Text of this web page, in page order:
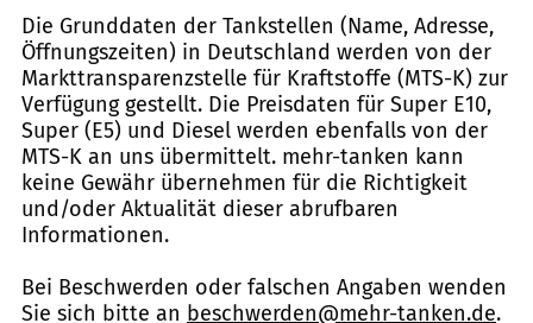
Die Grunddaten der Tankstellen (Name, Adresse,
Öffnungszeiten) in Deutschland werden von der
Markttransparenzstelle für Kraftstoffe (MTS-K) zur
Verfügung gestellt. Die Preisdaten für Super E10,
Super (E5) und Diesel werden ebenfalls von der
MTS-K an uns übermittelt. mehr-tanken kann
keine Gewähr übernehmen für die Richtigkeit
und/oder Aktualität dieser abrufbaren
Informationen.
Bei Beschwerden oder falschen Angaben wenden
Sie sich bitte an beschwerden@mehr-tanken.de.